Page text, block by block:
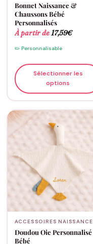
Bonnet Naissance &
Chaussons Bébé
Personnalisés
À partir de17,59€
✏️ Personnalisable
Sélectionner les
options
ACCESSOIRES NAISSANCE
Doudou Oie Personnalisé
Bébé